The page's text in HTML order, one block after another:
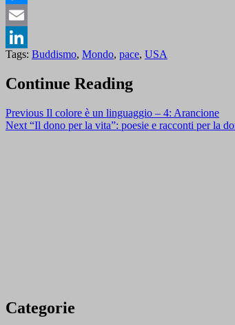
Messenger
Email
LinkedIn
Tags: Buddismo, Mondo, pace, USA
Continue Reading
Previous Il colore è un linguaggio – 4: Arancione
Next “Il dono per la vita”: poesie e racconti per la
Categorie